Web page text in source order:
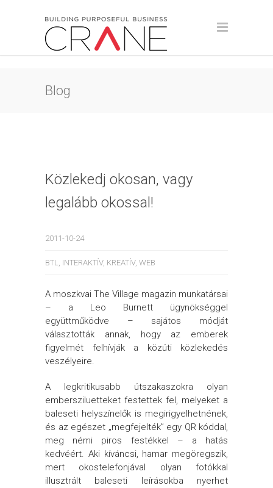
Blog
Közlekedj okosan, vagy
legalább okossal!
2011-10-24
BTL, INTERAKTÍV, KREATÍV, WEB
A moszkvai The Village magazin munkatársai
– a Leo Burnett ügynökséggel
együttműködve – sajátos módját
választották annak, hogy az emberek
figyelmét felhívják a közúti közlekedés
veszélyeire.
A legkritikusabb útszakaszokra olyan
embersziluetteket festettek fel, melyeket a
baleseti helyszínelők is megirigyelhetnének,
és az egészet „megfejelték” egy QR kóddal,
meg némi piros festékkel – a hatás
kedvéért. Aki kíváncsi, hamar megöregszik,
mert okostelefonjával olyan fotókkal
illusztrált baleseti leírásokba nyerhet